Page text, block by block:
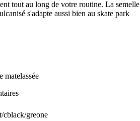
tout au long de votre routine. La semelle
s'adapte aussi bien au skate park
matelassée
cblack/greone